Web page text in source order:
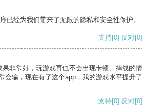
已经为我们带来了无限的隐私和安全性保护。
支持[0] 反对[0]
非常好，玩游戏再也不会出现卡顿、掉线的情
会输，现在有了这个app，我的游戏水平提升了
支持[0] 反对[0]